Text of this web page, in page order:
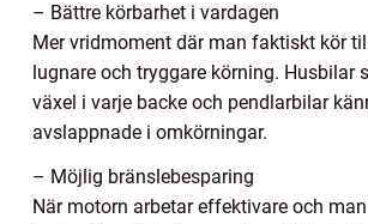
– Bättre körbarhet i vardagen
Mer vridmoment där man faktiskt kör
lugnare och tryggare körning. Husbilar
växel i varje backe och pendlarbilar
avslappnade i omkörningar.
– Möjlig bränslebesparing
När motorn arbetar effektivare och